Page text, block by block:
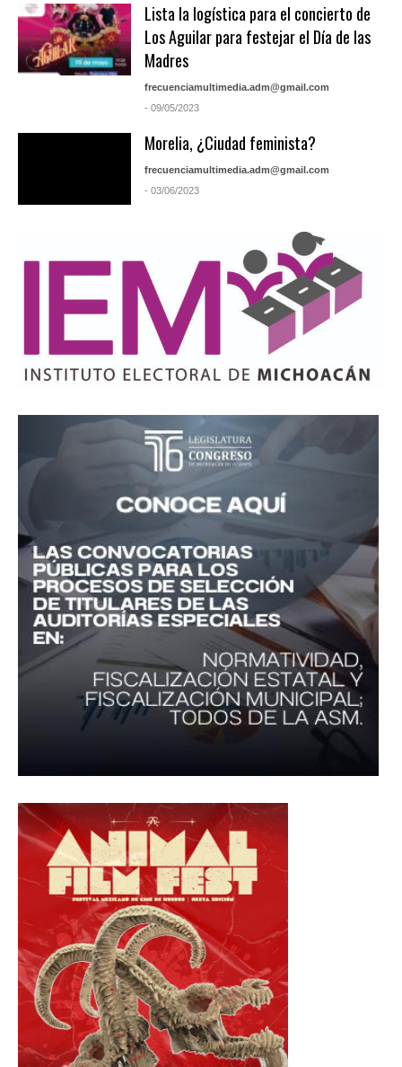
Lista la logística para el concierto de
Los Aguilar para festejar el Día de las
Madres
frecuenciamultimedia.adm@gmail.com
- 09/05/2023
Morelia, ¿Ciudad feminista?
frecuenciamultimedia.adm@gmail.com
- 03/06/2023